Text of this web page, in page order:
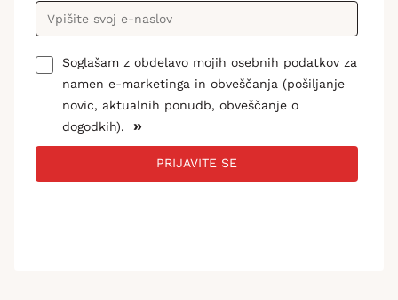
Soglašam z obdelavo mojih osebnih podatkov za
namen e-marketinga in obveščanja (pošiljanje
novic, aktualnih ponudb, obveščanje o
dogodkih).
»
PRIJAVITE SE